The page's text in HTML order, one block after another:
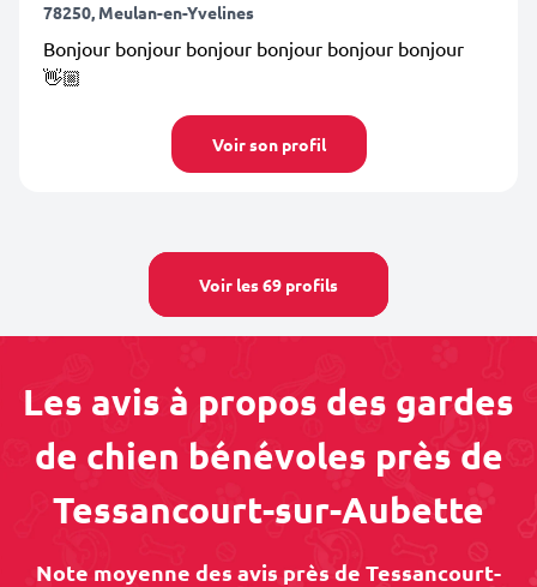
78250, Meulan-en-Yvelines
Bonjour bonjour bonjour bonjour bonjour bonjour
👋🏼
Voir son profil
Voir les 69 profils
Les avis à propos des gardes
de chien bénévoles près de
Tessancourt-sur-Aubette
Note moyenne des avis près de Tessancourt-